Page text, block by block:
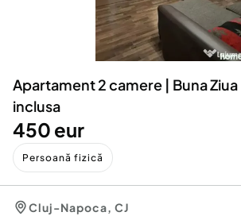
Animale de companie
Afaceri și echipamente
Inchiriere Bunuri si Vehicule
Utilaje agricole si industriale
Piese auto si accesorii
Dacia Duster
Apartament 2 camere | Buna
inclusa
450 eur
Persoană fizică
Cluj-Napoca, CJ